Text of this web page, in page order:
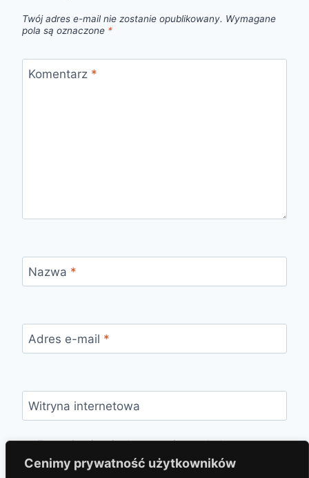
Cenimy prywatność użytkowników
Twój adres e-mail nie zostanie opublikowany. Wymagane
pola są oznaczone *
Komentarz *
Nazwa *
Adres e-mail *
Witryna internetowa
Zapamiętaj moje dane w tej przeglądarce
podczas pisania kolejnych komentarzy.